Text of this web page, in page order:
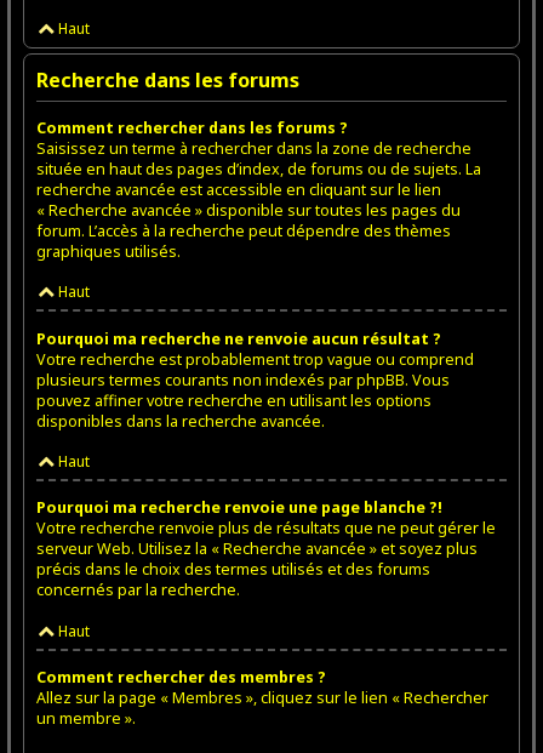
Haut
Recherche dans les forums
Comment rechercher dans les forums ?
Saisissez un terme à rechercher dans la zone de recherche
située en haut des pages d’index, de forums ou de sujets. La
recherche avancée est accessible en cliquant sur le lien
« Recherche avancée » disponible sur toutes les pages du
forum. L’accès à la recherche peut dépendre des thèmes
graphiques utilisés.
Haut
Pourquoi ma recherche ne renvoie aucun résultat ?
Votre recherche est probablement trop vague ou comprend
plusieurs termes courants non indexés par phpBB. Vous
pouvez affiner votre recherche en utilisant les options
disponibles dans la recherche avancée.
Haut
Pourquoi ma recherche renvoie une page blanche ?!
Votre recherche renvoie plus de résultats que ne peut gérer le
serveur Web. Utilisez la « Recherche avancée » et soyez plus
précis dans le choix des termes utilisés et des forums
concernés par la recherche.
Haut
Comment rechercher des membres ?
Allez sur la page « Membres », cliquez sur le lien « Rechercher
un membre ».